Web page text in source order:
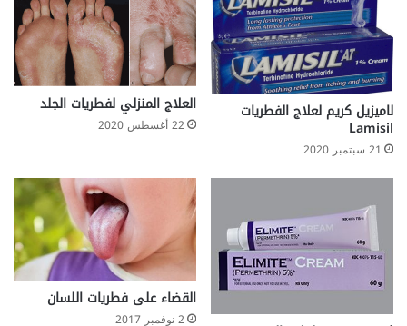
لاميزيل كريم لعلاج الفطريات
Lamisil
21 سبتمبر 2020
العلاج المنزلي لفطريات الجلد
22 أغسطس 2020
القضاء على فطريات اللسان
2 نوفمبر 2017